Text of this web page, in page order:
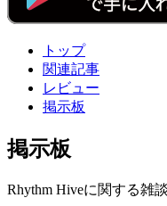
トップ
関連記事
レビュー
掲示板
掲示板
Rhythm Hiveに関する雑